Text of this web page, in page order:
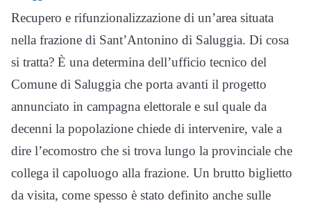
Recupero e rifunzionalizzazione di un’area situata
nella frazione di Sant’Antonino di Saluggia. Di cosa
si tratta? È una determina dell’ufficio tecnico del
Comune di Saluggia che porta avanti il progetto
annunciato in campagna elettorale e sul quale da
decenni la popolazione chiede di intervenire, vale a
dire l’ecomostro che si trova lungo la provinciale che
collega il capoluogo alla frazione. Un brutto biglietto
da visita, come spesso è stato definito anche sulle